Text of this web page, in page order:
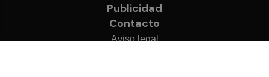
Publicidad
Contacto
Aviso legal